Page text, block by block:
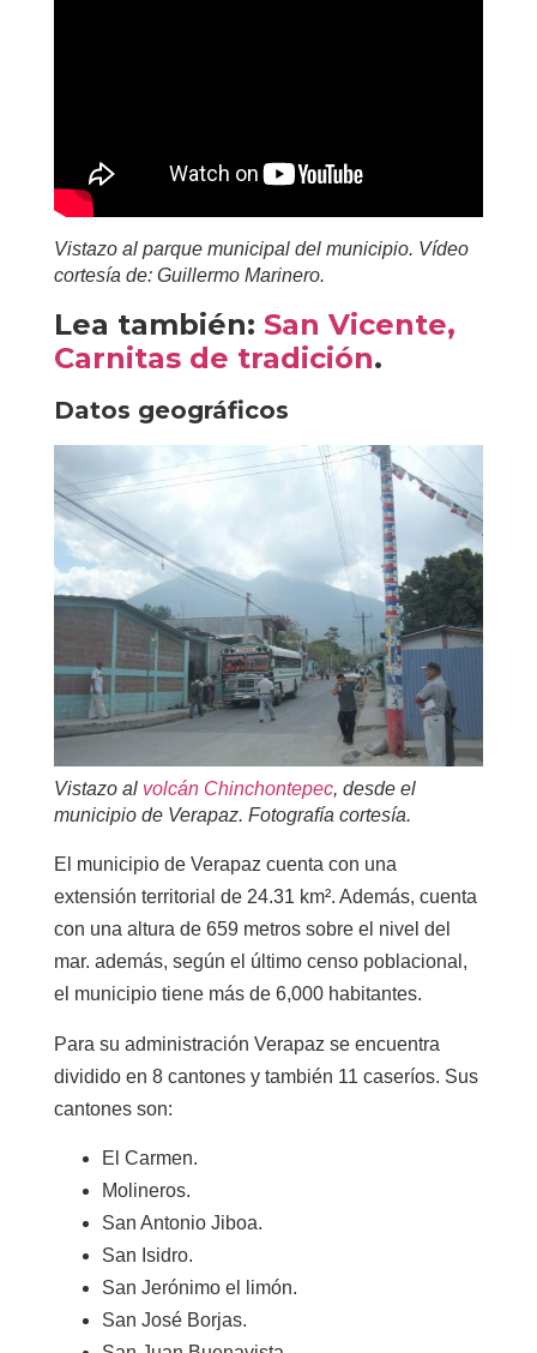
Vistazo al parque municipal del municipio. Vídeo
cortesía de: Guillermo Marinero.
Lea también: San Vicente,
Carnitas de tradición.
Datos geográficos
Vistazo al volcán Chinchontepec, desde el
municipio de Verapaz. Fotografía cortesía.
El municipio de Verapaz cuenta con una
extensión territorial de 24.31 km². Además, cuenta
con una altura de 659 metros sobre el nivel del
mar. además, según el último censo poblacional,
el municipio tiene más de 6,000 habitantes.
Para su administración Verapaz se encuentra
dividido en 8 cantones y también 11 caseríos. Sus
cantones son:
El Carmen.
Molineros.
San Antonio Jiboa.
San Isidro.
San Jerónimo el limón.
San José Borjas.